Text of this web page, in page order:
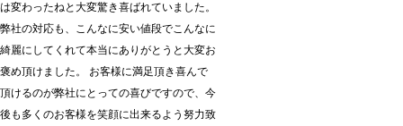
は変わったねと大変驚き喜ばれていました。
弊社の対応も、こんなに安い値段でこんなに
綺麗にしてくれて本当にありがとうと大変お
褒め頂けました。 お客様に満足頂き喜んで
頂けるのが弊社にとっての喜びですので、今
後も多くのお客様を笑顔に出来るよう努力致